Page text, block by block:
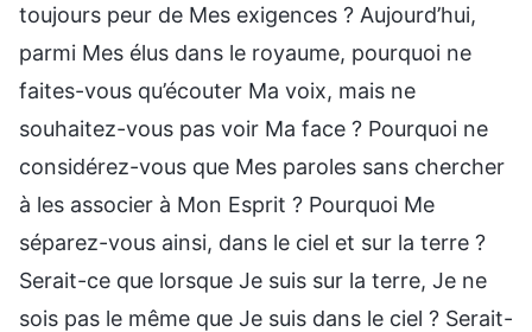
toujours peur de Mes exigences ? Aujourd’hui,
parmi Mes élus dans le royaume, pourquoi ne
faites-vous qu’écouter Ma voix, mais ne
souhaitez-vous pas voir Ma face ? Pourquoi ne
considérez-vous que Mes paroles sans chercher
à les associer à Mon Esprit ? Pourquoi Me
séparez-vous ainsi, dans le ciel et sur la terre ?
Serait-ce que lorsque Je suis sur la terre, Je ne
sois pas le même que Je suis dans le ciel ? Serait-